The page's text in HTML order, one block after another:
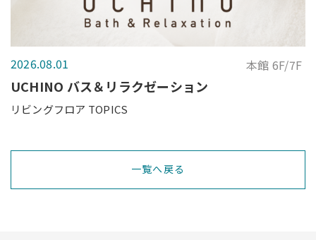
2026.08.01 本館 6F/7F
UCHINO バス＆リラクゼーション
リビングフロア TOPICS
一覧へ戻る